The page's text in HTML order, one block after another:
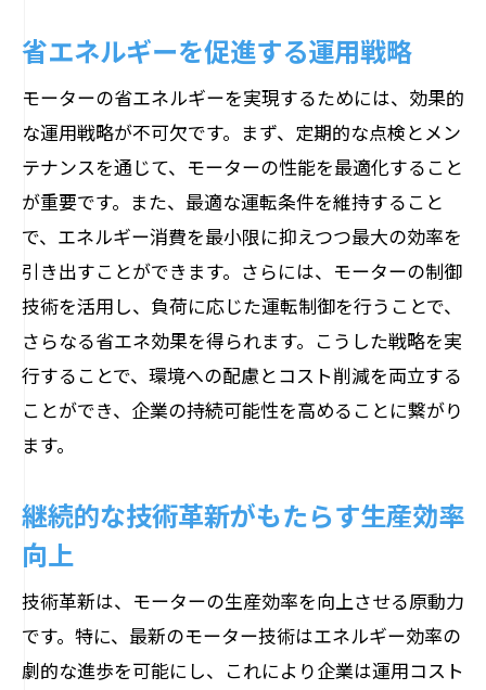
省エネルギーを促進する運用戦略
モーターの省エネルギーを実現するためには、効果的
な運用戦略が不可欠です。まず、定期的な点検とメン
テナンスを通じて、モーターの性能を最適化すること
が重要です。また、最適な運転条件を維持すること
で、エネルギー消費を最小限に抑えつつ最大の効率を
引き出すことができます。さらには、モーターの制御
技術を活用し、負荷に応じた運転制御を行うことで、
さらなる省エネ効果を得られます。こうした戦略を実
行することで、環境への配慮とコスト削減を両立する
ことができ、企業の持続可能性を高めることに繋がり
ます。
継続的な技術革新がもたらす生産効率
向上
技術革新は、モーターの生産効率を向上させる原動力
です。特に、最新のモーター技術はエネルギー効率の
劇的な進歩を可能にし、これにより企業は運用コスト